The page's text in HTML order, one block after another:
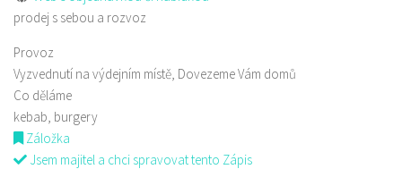
prodej s sebou a rozvoz
Provoz
Vyzvednutí na výdejním místě, Dovezeme Vám domů
Co děláme
kebab, burgery
Záložka
Jsem majitel a chci spravovat tento Zápis